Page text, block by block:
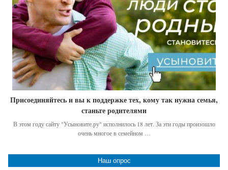
Присоединяйтесь и вы к поддержке тех, кому так нужна семья,
станьте родителями
В этом году сайту "Усыновите.ру" исполнилось 18 лет. За эти годы произошло
очень многое в семейном …
Наш опрос